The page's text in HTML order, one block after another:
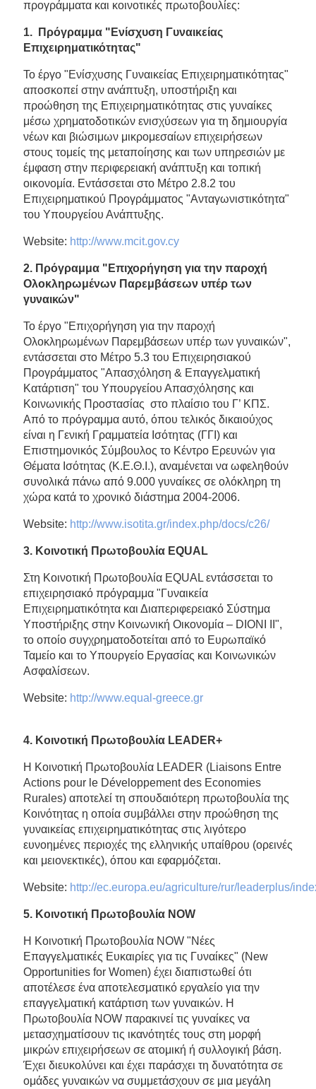
προγράμματα και κοινοτικές πρωτοβουλίες:
1. Πρόγραμμα "Ενίσχυση Γυναικείας
Επιχειρηματικότητας"
Το έργο "Ενίσχυσης Γυναικείας Επιχειρηματικότητας"
αποσκοπεί στην ανάπτυξη, υποστήριξη και
προώθηση της Επιχειρηματικότητας στις γυναίκες
μέσω χρηματοδοτικών ενισχύσεων για τη δημιουργία
νέων και βιώσιμων μικρομεσαίων επιχειρήσεων
στους τομείς της μεταποίησης και των υπηρεσιών με
έμφαση στην περιφερειακή ανάπτυξη και τοπική
οικονομία. Εντάσσεται στο Μέτρο 2.8.2 του
Επιχειρηματικού Προγράμματος "Ανταγωνιστικότητα"
του Υπουργείου Ανάπτυξης.
Website: http://www.mcit.gov.cy
2. Πρόγραμμα "Επιχορήγηση για την παροχή
Ολοκληρωμένων Παρεμβάσεων υπέρ των
γυναικών"
Το έργο "Επιχορήγηση για την παροχή
Ολοκληρωμένων Παρεμβάσεων υπέρ των γυναικών",
εντάσσεται στο Μέτρο 5.3 του Επιχειρησιακού
Προγράμματος "Απασχόληση & Επαγγελματική
Κατάρτιση" του Υπουργείου Απασχόλησης και
Κοινωνικής Προστασίας στο πλαίσιο του Γ’ ΚΠΣ.
Από το πρόγραμμα αυτό, όπου τελικός δικαιούχος
είναι η Γενική Γραμματεία Ισότητας (ΓΓΙ) και
Επιστημονικός Σύμβουλος το Κέντρο Ερευνών για
Θέματα Ισότητας (Κ.Ε.Θ.Ι.), αναμένεται να ωφεληθούν
συνολικά πάνω από 9.000 γυναίκες σε ολόκληρη τη
χώρα κατά το χρονικό διάστημα 2004-2006.
Website: http://www.isotita.gr/index.php/docs/c26/
3.Κοινοτική Πρωτοβουλία EQUAL
Στη Κοινοτική Πρωτοβουλία EQUAL εντάσσεται το
επιχειρησιακό πρόγραμμα "Γυναικεία
Επιχειρηματικότητα και Διαπεριφερειακό Σύστημα
Υποστήριξης στην Κοινωνική Οικονομία – DIONI II",
το οποίο συγχρηματοδοτείται από το Ευρωπαϊκό
Ταμείο και το Υπουργείο Εργασίας και Κοινωνικών
Ασφαλίσεων.
Website: http://www.equal-greece.gr
4.Κοινοτική Πρωτοβουλία LEADER+
Η Κοινοτική Πρωτοβουλία LEADER (Liaisons Entre
Actions pour le Développement des Economies
Rurales) αποτελεί τη σπουδαιότερη πρωτοβουλία της
Κοινότητας η οποία συμβάλλει στην προώθηση της
γυναικείας επιχειρηματικότητας στις λιγότερο
ευνοημένες περιοχές της ελληνικής υπαίθρου (ορεινές
και μειονεκτικές), όπου και εφαρμόζεται.
Website: http://ec.europa.eu/agriculture/rur/leaderplus/
5.Κοινοτική Πρωτοβουλία NOW
Η Κοινοτική Πρωτοβουλία NOW "Νέες
Επαγγελματικές Ευκαιρίες για τις Γυναίκες" (New
Opportunities for Women) έχει διαπιστωθεί ότι
αποτέλεσε ένα αποτελεσματικό εργαλείο για την
επαγγελματική κατάρτιση των γυναικών. Η
Πρωτοβουλία NOW παρακινεί τις γυναίκες να
μετασχηματίσουν τις ικανότητές τους στη μορφή
μικρών επιχειρήσεων σε ατομική ή συλλογική βάση.
Έχει διευκολύνει και έχει παράσχει τη δυνατότητα σε
ομάδες γυναικών να συμμετάσχουν σε μια μεγάλη